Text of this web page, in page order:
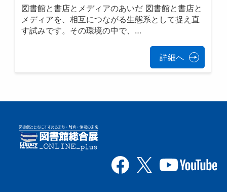
図書館と書店とメディアのあいだ 図書館と書店と
メディアを、相互につながる生態系として捉え直
す試みです。その環境の中で、…
詳細へ